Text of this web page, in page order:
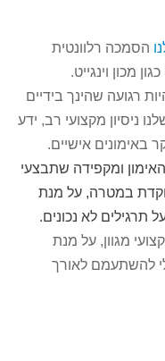
הסמכה רלוונטית
מכון וינגייט.
רגועה שהינך בידיים
ניסיון מקצועי רב, ידע
באימונים אישיים.
ומקפידה שתבצעי
במטרה, על מנת
תרגילים לא נכונים.
מגוון, על מנת
להשתעמם לאורך